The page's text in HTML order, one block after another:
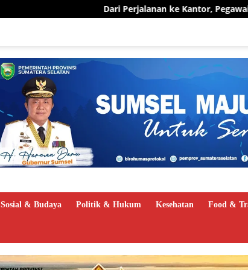
Dari Perjalanan ke Kantor, Pegawai PLN UID S2JB
Sosial & Budaya Politik & Hukum Kesehatan Food &